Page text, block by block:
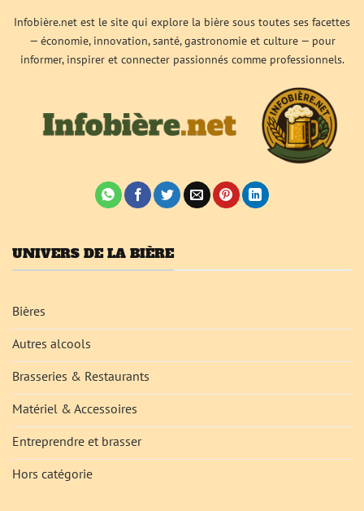
Infobière.net est le site qui explore la bière sous toutes ses facettes
— économie, innovation, santé, gastronomie et culture — pour
informer, inspirer et connecter passionnés comme professionnels.
UNIVERS DE LA BIÈRE
Bières
Autres alcools
Brasseries & Restaurants
Matériel & Accessoires
Entreprendre et brasser
Hors catégorie